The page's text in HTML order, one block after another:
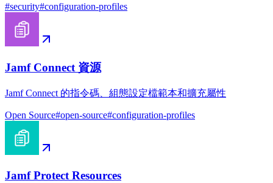
#security#configuration-profiles
Jamf Connect 資源
Jamf Connect 的指令碼、組態設定檔範本和擴充屬性
Open Source#open-source#configuration-profiles
Jamf Protect Resources